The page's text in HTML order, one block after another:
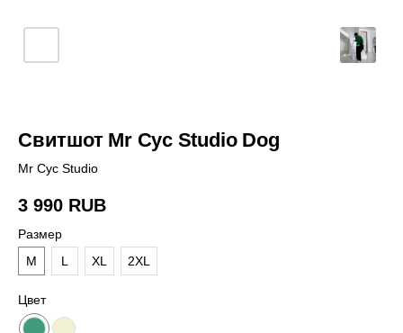
Свитшот Mr Cyc Studio Dog
Mr Cyc Studio
3 990 RUB
Размер
M
L XL 2XL
Цвет